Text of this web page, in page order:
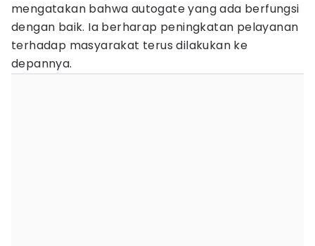
mengatakan bahwa autogate yang ada berfungsi
dengan baik. Ia berharap peningkatan pelayanan
terhadap masyarakat terus dilakukan ke
depannya.